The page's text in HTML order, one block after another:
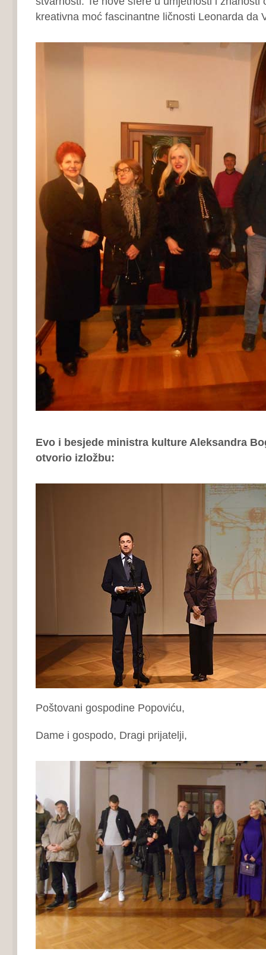
kreativna moć fascinantne ličnosti Leonarda da
Evo i besjede ministra kulture Aleksandra
otvorio izložbu:
Poštovani gospodine Popoviću,
Dame i gospodo, Dragi prijatelji,